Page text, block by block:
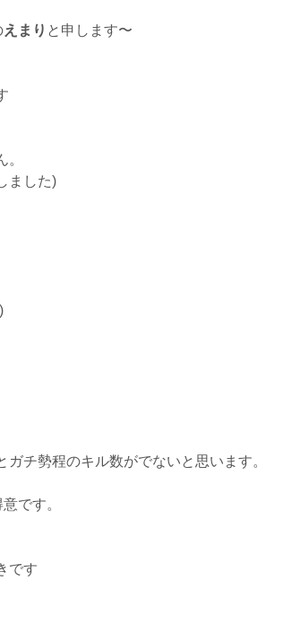
えまり と申します〜
ました)
チ勢程のキル数がでないと思います。
です。
です